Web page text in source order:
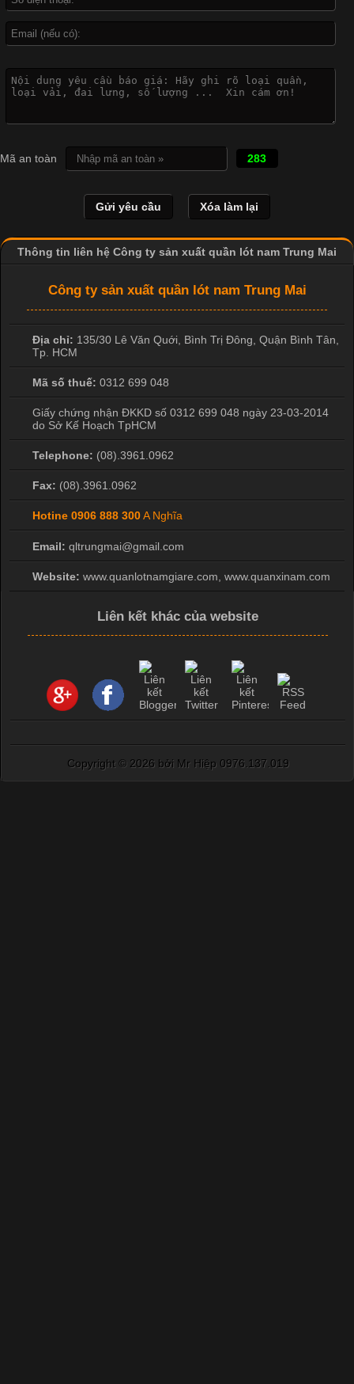
Đại
Cập nhật 2026-04-21 15:41:03
In Chuyển Nhiệt Là Gì? Công Nghệ In Hiện Đại Trong Ngành
May Mặc Trong ngành in ấn và thời trang, in chuyển nhiệt đang
hình ảnh sắc nét và bền màu. Đặc biệt, kỹ thuật này được ứng
dụng rộng rãi trong sản xuất áo thun, đồ thể thao
Mã an toàn 283
Thông tin liên hệ Công ty sản xuất quần lót nam Trung Mai
Công ty sản xuất quần lót nam Trung Mai
Địa chỉ: 135/30 Lê Văn Quới, Bình Trị Đông Quận Bình Tân
Tp. HCM
Mã số thuế: 0312 699 048
Giấy chứng nhận ĐKKD số 0312 699 048 ngày 23-03-2014
do Sở Kế Hoạch TpHCM
Telephone: (08).3961.0962
Fax: (08).3961.0962
Hotine 0906 888 300A Nghĩa
Email: qltrungmai@gmail.com
Website: www.quanlotnamgiare.com, www.quanxinam.com
Liên kết khác của website
Copyright © 2026 bởi Mr Hiệp 0976.137.019